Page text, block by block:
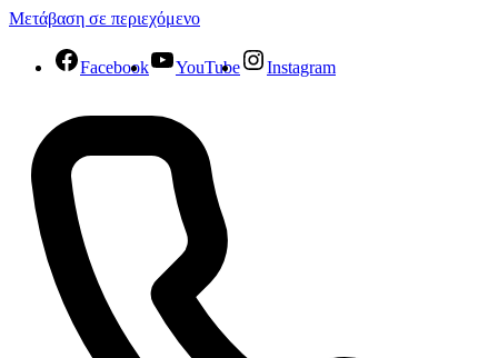
Μετάβαση σε περιεχόμενο
Facebook YouTube Instagram